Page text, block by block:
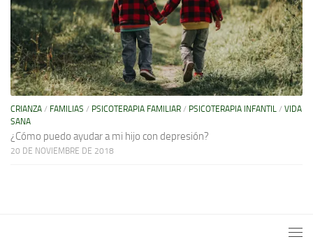
CRIANZA / FAMILIAS / PSICOTERAPIA FAMILIAR / PSICOTERAPIA INFANTIL / VIDA
SANA
¿Cómo puedo ayudar a mi hijo con depresión?
20 DE NOVIEMBRE DE 2018